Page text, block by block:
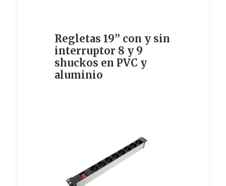
Regletas 19” con y sin
interruptor 8 y 9
shuckos en PVC y
aluminio